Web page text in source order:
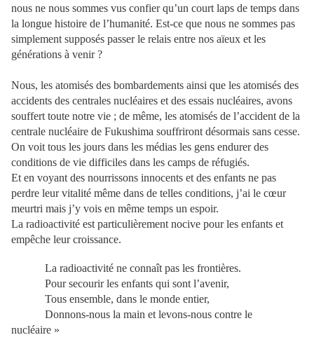
nous ne nous sommes vus confier qu’un court laps de temps dans
la longue histoire de l’humanité. Est-ce que nous ne sommes pas
simplement supposés passer le relais entre nos aïeux et les
générations à venir ?
Nous, les atomisés des bombardements ainsi que les atomisés des
accidents des centrales nucléaires et des essais nucléaires, avons
souffert toute notre vie ; de même, les atomisés de l’accident de la
centrale nucléaire de Fukushima souffriront désormais sans cesse.
On voit tous les jours dans les médias les gens endurer des
conditions de vie difficiles dans les camps de réfugiés.
Et en voyant des nourrissons innocents et des enfants ne pas
perdre leur vitalité même dans de telles conditions, j’ai le cœur
meurtri mais j’y vois en même temps un espoir.
La radioactivité est particulièrement nocive pour les enfants et
empêche leur croissance.
La radioactivité ne connaît pas les frontières.
Pour secourir les enfants qui sont l’avenir,
Tous ensemble, dans le monde entier,
Donnons-nous la main et levons-nous contre le
nucléaire »